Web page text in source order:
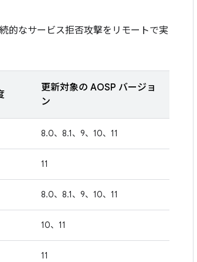
的なサービス拒否攻撃をリモートで実
更新対象の AOSP バージョ
ン
8.0、8.1、9、10、11
11
8.0、8.1、9、10、11
10、11
11